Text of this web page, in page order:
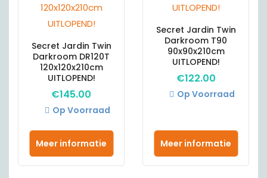
Secret Jardin Twin
Darkroom DR120T
120x120x210cm
UITLOPEND!
€145.00
Meer informatie
Op Voorraad
Secret Jardin Twin
Darkroom T90
90x90x210cm
UITLOPEND!
€122.00
Meer informatie
Op Voorraad